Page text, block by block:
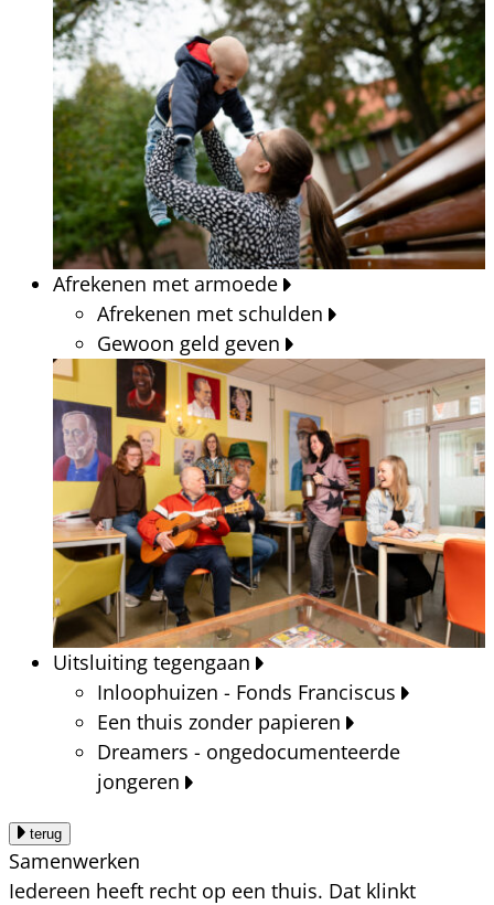
Afrekenen met armoede
Afrekenen met schulden
Gewoon geld geven
Uitsluiting tegengaan
Inloophuizen - Fonds Franciscus
Een thuis zonder papieren
Dreamers - ongedocumenteerde
jongeren
terug
Samenwerken
Iedereen heeft recht op een thuis. Dat klinkt